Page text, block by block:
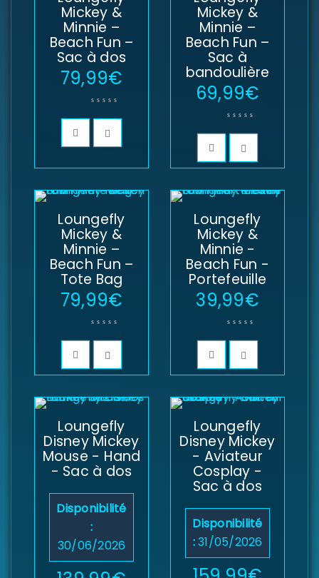
Se souvenir de moi
SE CONNECTER
DE PASSE PERDU ?
Mickey &
Minnie –
Beach Fun –
Sac à dos
79,99€
Mickey &
Minnie –
Beach Fun –
Sac à
bandoulière
69,99€
Loungefly
Mickey &
Minnie –
Beach Fun –
Tote Bag
79,99€
Loungefly
Mickey &
Minnie -
Beach Fun -
Portefeuille
39,99€
Loungefly
Disney Mickey
Mouse - Hand
- Sac à dos
Disponibilité
:
30/06/2026
Loungefly
Disney Mickey
- Aviateur
Cosplay -
Sac à dos
Disponibilité
:31/05/2026